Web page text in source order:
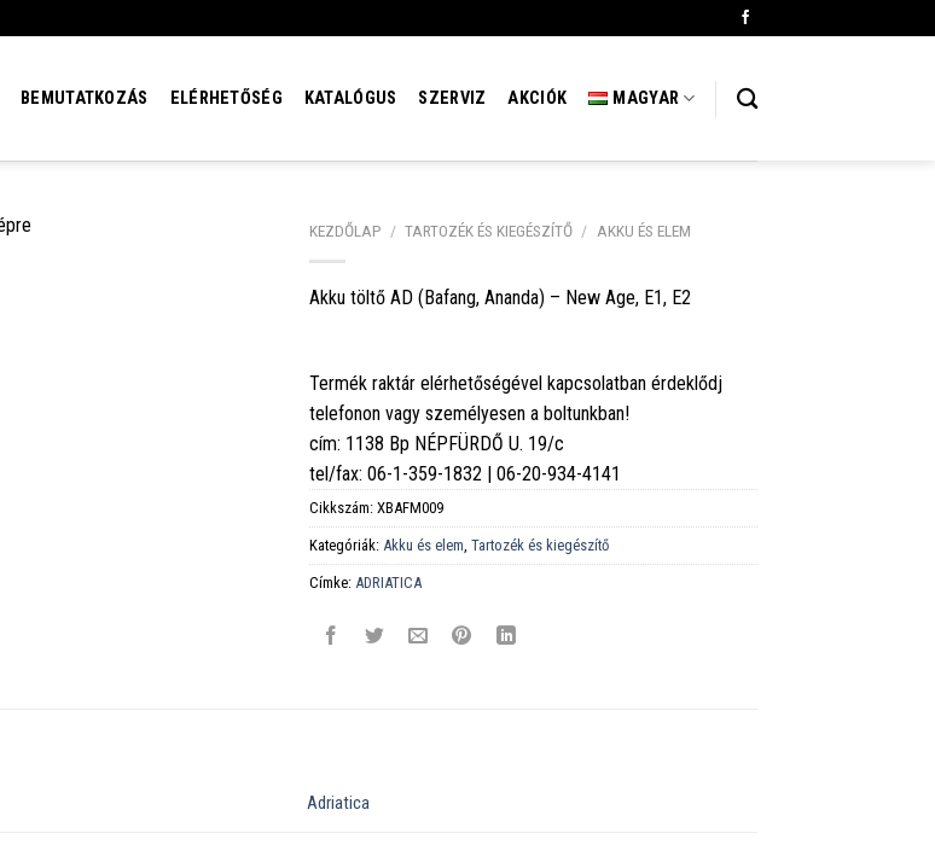
BEMUTATKOZÁS ELÉRHETŐSÉG KATALÓGUS SZERVIZ AKCIÓK MAGYAR
KEZDŐLAP / TARTOZÉK ÉS KIEGÉSZÍTŐ / AKKU ÉS ELEM
Akku töltő AD (Bafang, Ananda) – New Age, E1, E2
Termék raktár elérhetőségével kapcsolatban érdeklődj
telefonon vagy személyesen a boltunkban!
cím: 1138 Bp NÉPFÜRDŐ U. 19/c
tel/fax: 06-1-359-1832 | 06-20-934-4141
Cikkszám:XBAFM009
Kategóriák: Akku és elem ,Tartozék és kiegészítő
Címke: ADRIATICA
Adriatica